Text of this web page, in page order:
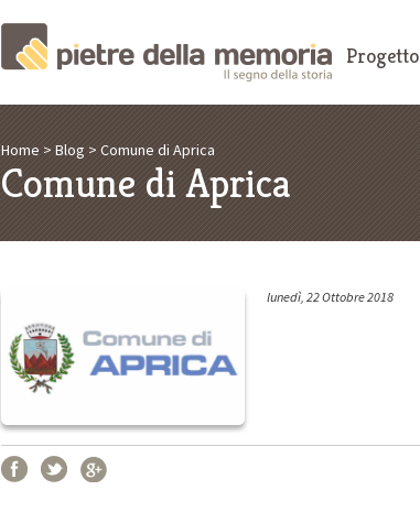
Home > Blog > Comune di Aprica
Comune di Aprica
lunedì, 22 Ottobre 2018
Progetto